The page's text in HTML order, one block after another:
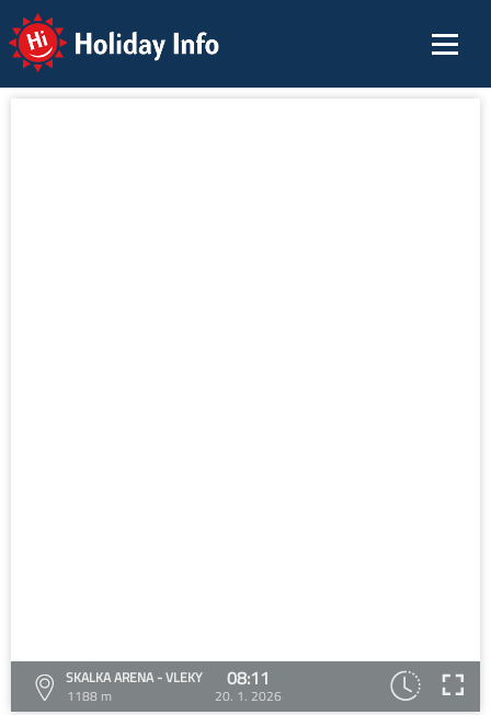
Holiday Info
SKALKA ARENA - VLEKY
1188 m
08:11
20. 1. 2026